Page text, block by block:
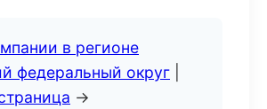
в регионе
федеральный округ
→